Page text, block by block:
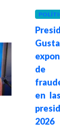
de
en
2026